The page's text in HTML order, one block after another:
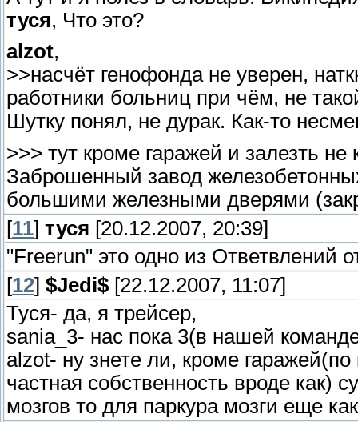
туся, Что это?
alzot,
>>насчёт генофонда не уверен,
работники больниц при чём, не
Шутку понял, не дурак. Как-то
>>> тут кроме гаражей и залезть не
Заброшенный завод
большими железными дверями
[11] туся [20.12.2007, 20:39]
"Freerun" это одно из Ответвлений
[12] $Jedi$ [22.12.2007, 11:07]
Туся- да, я трейсер,
sania_3- нас пока 3(в нашей
alzot- ну знете ли, кроме
частная собственность вроде как)
мозгов то для паркура мозги еще